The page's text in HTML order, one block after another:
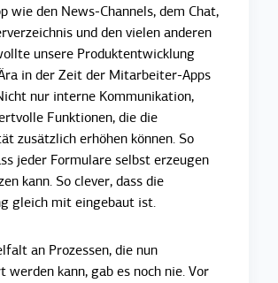
wie den News-Channels, dem Chat,
und den vielen anderen
unsere Produktentwicklung
in der Zeit der Mitarbeiter-Apps
nur interne Kommunikation,
Funktionen, die die
zusätzlich erhöhen können. So
jeder Formulare selbst erzeugen
kann. So clever, dass die
gleich mit eingebaut ist.
an Prozessen, die nun
kann, gab es noch nie. Vor